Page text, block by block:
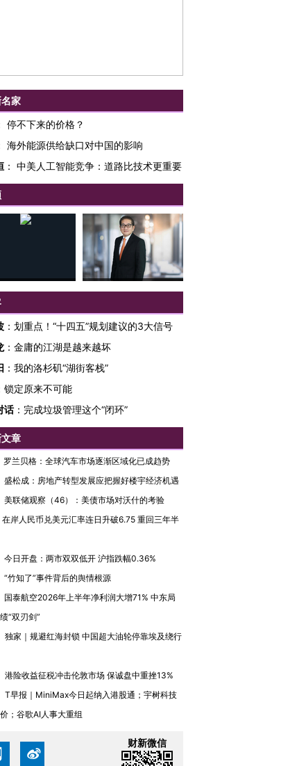
走私7万
内含3种
泽连斯基密集出访美英 索
四届链博
“链”接产
【特别呈现】寻找100种
【商旅对话】华住集团
CFO：不靠规模取胜，华
家
停不下来的价格？
海外能源供给缺口对中国的影响
： 中美人工智能竞争：道路比技术更重要
： 划重点！“十四五”规划建议的3大信号
： 金庸的江湖是越来越坏
： 我的洛杉矶“湖街客栈”
锁定原来不可能
话： 完成垃圾管理这个“闭环”
章
罗兰贝格：全球汽车市场逐渐区域化已成趋势
盛松成：房地产转型发展应把握好楼宇经济机遇
美联储观察（46）：美债市场对沃什的考验
在岸人民币兑美元汇率连日升破6.75 重回三年半
今日开盘：两市双双低开 沪指跌幅0.36%
“竹知了”事件背后的舆情根源
国泰航空2026年上半年净利润大增71% 中东局
“双刃剑”
独家｜规避红海封锁 中国超大油轮停靠埃及绕行
港险收益征税冲击伦敦市场 保诚盘中重挫13%
T早报｜MiniMax今日起纳入港股通；宇树科技
；谷歌AI人事大重组
财新微信